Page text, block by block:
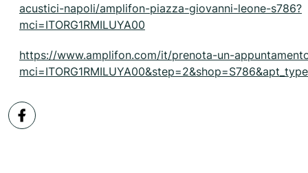
acustici-napoli/amplifon-piazza-giovanni-leone-s786?
mci=ITORG1RMILUYA00
https://www.amplifon.com/it/prenota-un-